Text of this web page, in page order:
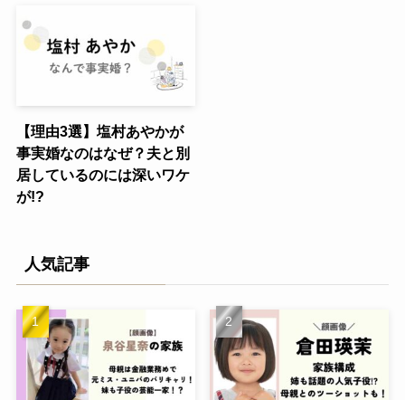
【理由3選】塩村あやかが
事実婚なのはなぜ？夫と別
居しているのには深いワケ
が!?
人気記事